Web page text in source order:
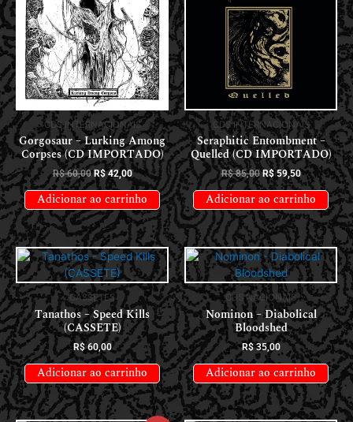
CDS INTERNACIONAIS
Gorgosaur – Lurking Among
Corpses (CD IMPORTADO)
R$60,00 R$42,00
Adicionar ao carrinho
CDS INTERNACIONAIS
Seraphitic Entombment –
Quelled (CD IMPORTADO)
R$85,00 R$59,50
Adicionar ao carrinho
CASSETES
Tanathos – Speed Kills
(CASSETE)
R$60,00
Adicionar ao carrinho
CDS NACIONAIS
Nominon – Diabolical
Bloodshed
R$35,00
Adicionar ao carrinho